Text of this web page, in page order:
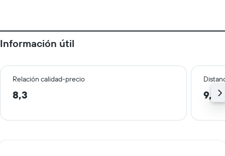
Información útil
Relación calidad-precio
8,3 9,7